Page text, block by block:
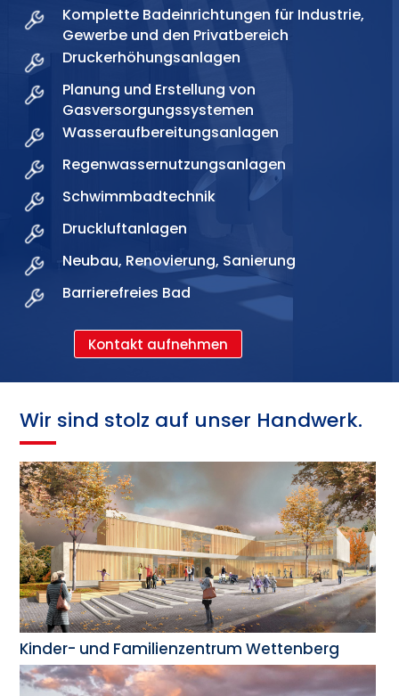
Komplette Badeinrichtungen für Industrie,
Gewerbe und den Privatbereich
Druckerhöhungsanlagen
Planung und Erstellung von
Gasversorgungssystemen
Wasseraufbereitungsanlagen
Regenwassernutzungsanlagen
Schwimmbadtechnik
Druckluftanlagen
Neubau, Renovierung, Sanierung
Barrierefreies Bad
Kontakt aufnehmen
Wir sind stolz auf unser Handwerk.
Kinder- und Familienzentrum Wettenberg